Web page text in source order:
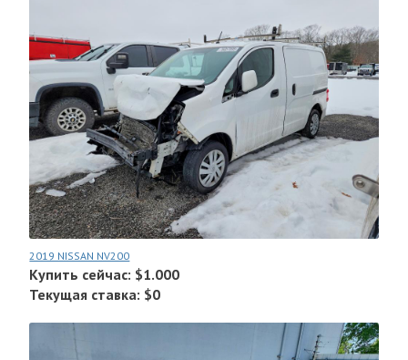
2019 NISSAN NV200
Купить сейчас: $1.000
Текущая ставка: $0